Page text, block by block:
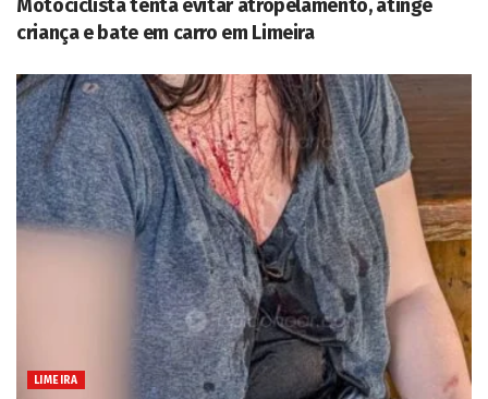
Motociclista tenta evitar atropelamento, atinge
criança e bate em carro em Limeira
LIMEIRA